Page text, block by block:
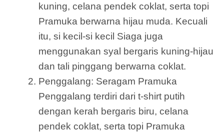
kuning, celana pendek coklat, serta topi
Pramuka berwarna hijau muda. Kecuali
itu, si kecil-si kecil Siaga juga
menggunakan syal bergaris kuning-hijau
dan tali pinggang berwarna coklat.
Penggalang: Seragam Pramuka
Penggalang terdiri dari t-shirt putih
dengan kerah bergaris biru, celana
pendek coklat, serta topi Pramuka